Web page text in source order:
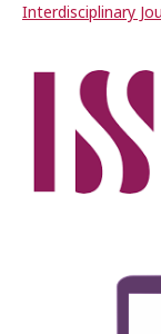
Interdisciplinary